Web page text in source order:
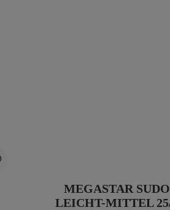
MEGASTAR
LEICHT-MITTEL